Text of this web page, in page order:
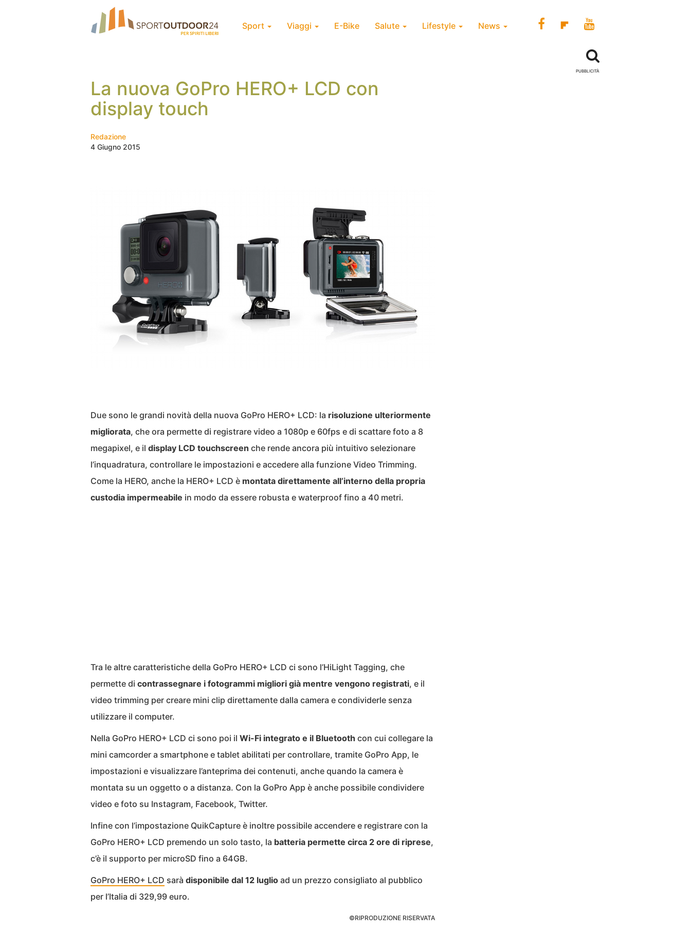
Sport Viaggi E-Bike Salute Lifestyle News
La nuova GoPro HERO+ LCD con
display touch
Redazione
4 Giugno 2015
Due sono le grandi novità della nuova GoPro HERO+ LCD: la risoluzione ulteriormente
migliorata, che ora permette di registrare video a 1080p e 60fps e di scattare foto a 8
megapixel, e il display LCD touchscreen che rende ancora più intuitivo selezionare
l’inquadratura, controllare le impostazioni e accedere alla funzione Video Trimming.
Come la HERO, anche la HERO+ LCD è montata direttamente all’interno della propria
custodia impermeabile in modo da essere robusta e waterproof fino a 40 metri.
Tra le altre caratteristiche della GoPro HERO+ LCD ci sono l’HiLight Tagging, che
permette di contrassegnare i fotogrammi migliori già mentre vengono registrati, e il
video trimming per creare mini clip direttamente dalla camera e condividerle senza
utilizzare il computer.
Nella GoPro HERO+ LCD ci sono poi il Wi-Fi integrato e il Bluetooth con cui collegare la
mini camcorder a smartphone e tablet abilitati per controllare, tramite GoPro App, le
impostazioni e visualizzare l’anteprima dei contenuti, anche quando la camera è
montata su un oggetto o a distanza. Con la GoPro App è anche possibile condividere
video e foto su Instagram, Facebook, Twitter.
Infine con l’impostazione QuikCapture è inoltre possibile accendere e registrare con la
GoPro HERO+ LCD premendo un solo tasto, la batteria permette circa 2 ore di riprese,
c’è il supporto per microSD fino a 64GB.
GoPro HERO+ LCD sarà disponibile dal 12 luglio ad un prezzo consigliato al pubblico
per l’Italia di 329,99 euro.
©RIPRODUZIONE RISERVATA
PUBBLICITÀ